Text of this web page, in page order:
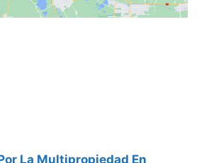
La Multipropiedad En